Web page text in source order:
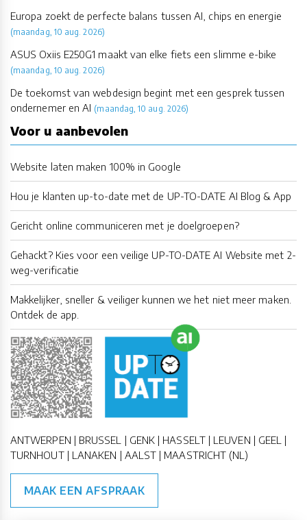
Europa zoekt de perfecte balans tussen AI, chips en energie
(maandag, 10 aug. 2026)
ASUS Oxiis E250G1 maakt van elke fiets een slimme e-bike
(maandag, 10 aug. 2026)
De toekomst van webdesign begint met een gesprek tussen
ondernemer en AI (maandag, 10 aug. 2026)
Voor u aanbevolen
Website laten maken 100% in Google
Hou je klanten up-to-date met de UP-TO-DATE AI Blog & App
Gericht online communiceren met je doelgroepen?
Gehackt? Kies voor een veilige UP-TO-DATE AI Website met 2-
weg-verificatie
Makkelijker, sneller & veiliger kunnen we het niet meer maken.
Ontdek de app.
ANTWERPEN | BRUSSEL | GENK | HASSELT | LEUVEN | GEEL |
TURNHOUT | LANAKEN | AALST | MAASTRICHT (NL)
MAAK EEN AFSPRAAK